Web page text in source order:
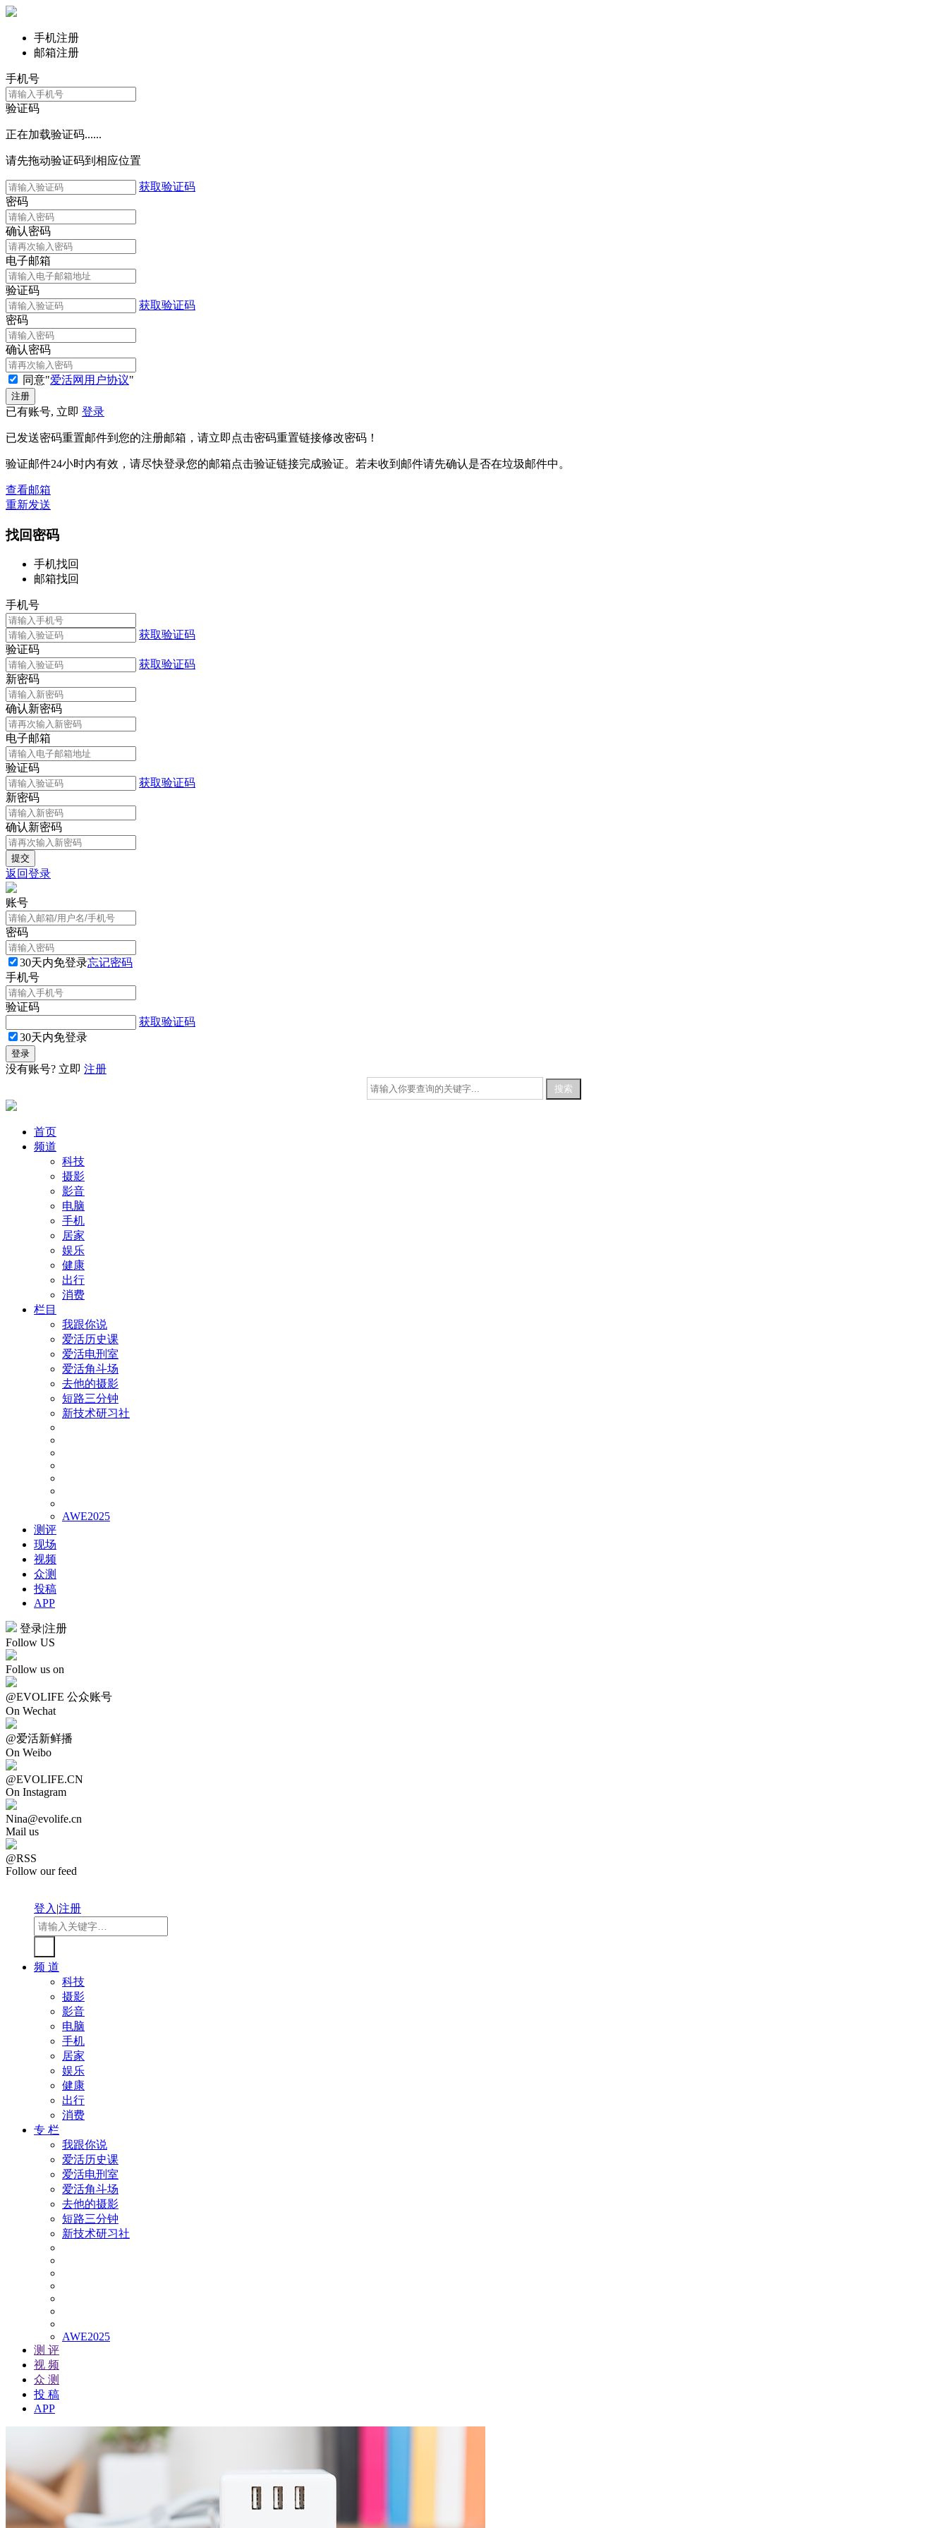
手机注册
邮箱注册
手机号
验证码
正在加载验证码......
请先拖动验证码到相应位置
获取验证码
密码
确认密码
电子邮箱
验证码
获取验证码
密码
确认密码
同意"爱活网用户协议"
已有账号, 立即 登录
已发送密码重置邮件到您的注册邮箱，请立即点击密码重置链接修改密码！
验证邮件24小时内有效，请尽快登录您的邮箱点击验证链接完成验证。若未收到邮件请先确认是否在垃圾邮件中。
查看邮箱
重新发送
找回密码
手机找回
邮箱找回
手机号
获取验证码
验证码
获取验证码
新密码
确认新密码
电子邮箱
验证码
获取验证码
新密码
确认新密码
返回登录
账号
密码
30天内免登录忘记密码
手机号
验证码
获取验证码
30天内免登录
没有账号? 立即 注册
首页
频道
科技
摄影
影音
电脑
手机
居家
娱乐
健康
出行
消费
栏目
我跟你说
爱活历史课
爱活电刑室
爱活角斗场
去他的摄影
短路三分钟
新技术研习社
AWE2025
测评
现场
视频
众测
投稿
APP
登录|注册
Follow US
Follow us on
@EVOLIFE 公众账号
On Wechat
@爱活新鲜播
On Weibo
@EVOLIFE.CN
On Instagram
Nina@evolife.cn
Mail us
@RSS
Follow our feed
登入|注册
频 道
科技
摄影
影音
电脑
手机
居家
娱乐
健康
出行
消费
专 栏
我跟你说
爱活历史课
爱活电刑室
爱活角斗场
去他的摄影
短路三分钟
新技术研习社
AWE2025
测 评
视 频
众 测
投 稿
APP